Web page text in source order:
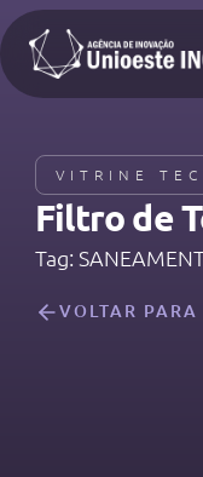
VITRINE
Filtro de
Tag:
VOLTAR